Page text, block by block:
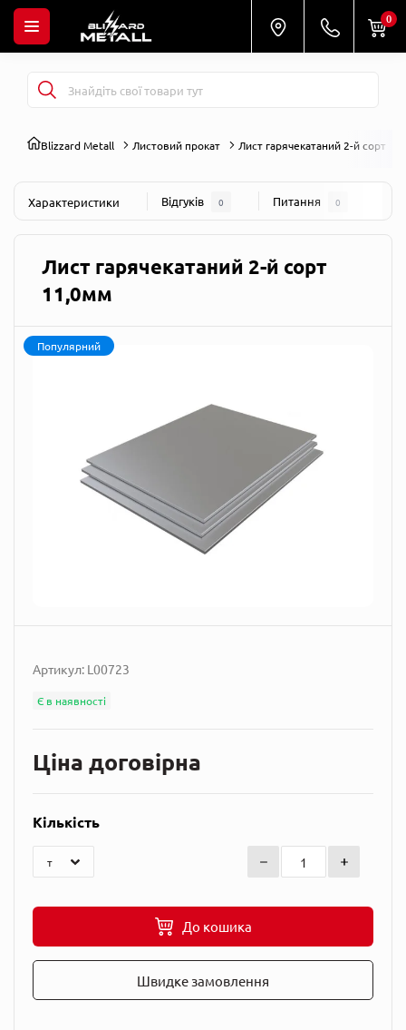
0
Blizzard Metall Листовий прокат Лист гарячекатаний 2-й сорт
Характеристики Відгуків 0 Питання 0
Лист гарячекатаний 2-й сорт
11,0мм
Популярний
Артикул: L00723
Є в наявності
Ціна договірна
Кількість
До кошика
Швидке замовлення